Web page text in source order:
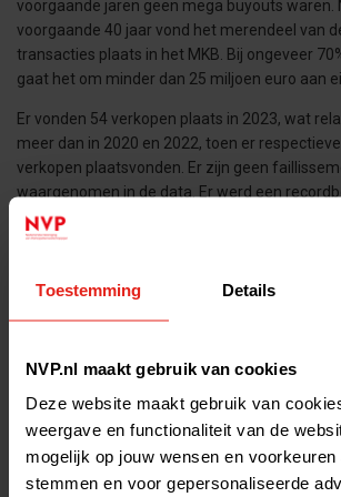
Toestemming Details
NVP.nl maakt gebruik van cookies
Deze website maakt gebruik van
weergave en functionaliteit van de
mogelijk op jouw wensen en
stemmen en voor gepersonaliseerde
voorgaande jaren geen mega buyouts waren.
voorgaande 40 jaar vond het merendeel van
transacties plaats in het MKB. Bij ongeveer
gaat het om minder dan 25 miljoen euro aan
Er vonden 54 verkopen plaats in 2023, wat
meer dan in 2020 en 2022, toen er
verkopen plaatsvonden. Er zijn geen
waargenomen in de data. Er werd een
miljard euro aan nieuwe fondsen geworven
voornamelijk dankzij Waterland dat met twee
Enkele opvallende investeringen waren:
3i Group - Action (herfinanciering)
Rivean Capital - CED Group
Waterland Private Equity Investments -
NPM Capital - HQ Pack